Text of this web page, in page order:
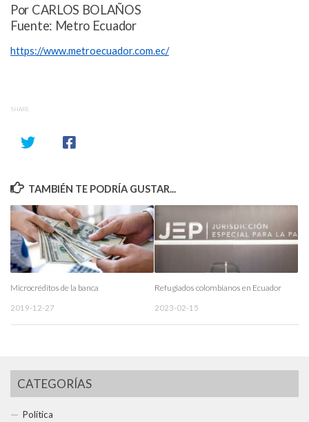
Por CARLOS BOLAÑOS
Fuente: Metro Ecuador
https://www.metroecuador.com.ec/
SHARE
TAMBIÉN TE PODRÍA GUSTAR...
Microcréditos de la banca
2019-12-27
Refugiados colombianos en Ecuador
2023-02-15
CATEGORÍAS
Política